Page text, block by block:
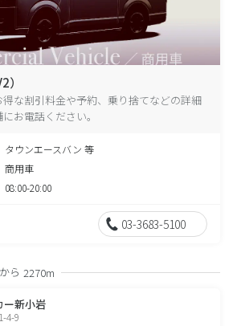
な割引料金や予約、乗り捨てなどの詳細
お電話ください。
タウンエースバン 等
商用車
08:00-20:00
03-3683-5100
ら 2270m
ー新小岩
4-9